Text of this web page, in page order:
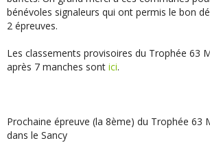
bénévoles signaleurs qui ont permis le bon
2 épreuves.
Les classements provisoires du Trophée 63
après 7 manches sont ici.
Prochaine épreuve (la 8ème) du Trophée 63
dans le Sancy